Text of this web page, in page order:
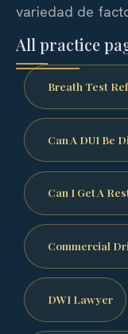
variedad de
All practice
Breath Test
Can A DUI Be
Can I Get A
Commercial
DWI Lawyer